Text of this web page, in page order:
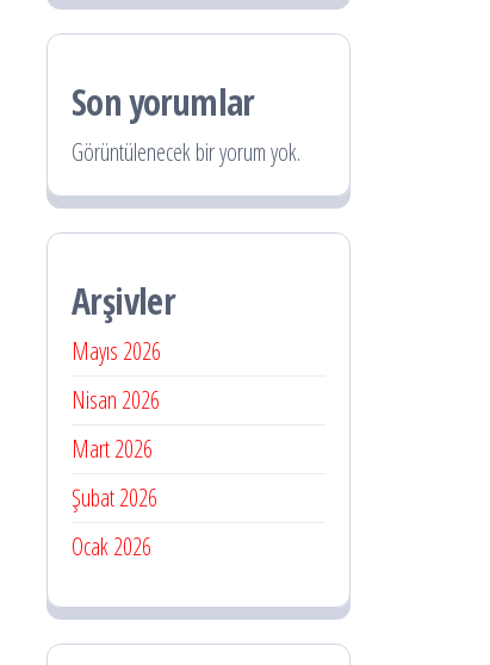
Son yorumlar
Görüntülenecek bir yorum yok.
Arşivler
Mayıs 2026
Nisan 2026
Mart 2026
Şubat 2026
Ocak 2026